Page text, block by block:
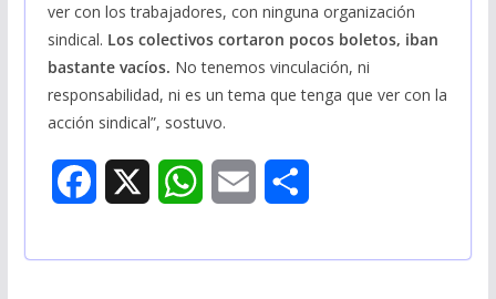
ver con los trabajadores, con ninguna organización
sindical. Los colectivos cortaron pocos boletos, iban
bastante vacíos. No tenemos vinculación, ni
responsabilidad, ni es un tema que tenga que ver con la
acción sindical”, sostuvo.
W